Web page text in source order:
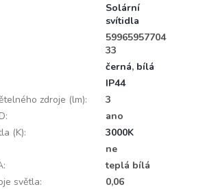
Solární
svítidla
59965957704
33
černá, bílá
IP44
zdroje (lm):
3
:
ano
(K):
3000K
ne
:
teplá bílá
světla:
0,06